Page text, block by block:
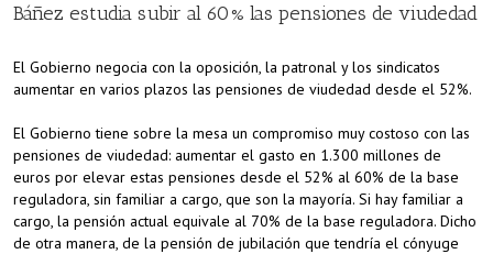
Báñez estudia subir al 60% las pensiones de viudedad
El Gobierno negocia con la oposición, la patronal y los sindicatos
aumentar en varios plazos las pensiones de viudedad desde el 52%.
El Gobierno tiene sobre la mesa un compromiso muy costoso con las
pensiones de viudedad: aumentar el gasto en 1.300 millones de
euros por elevar estas pensiones desde el 52% al 60% de la base
reguladora, sin familiar a cargo, que son la mayoría. Si hay familiar a
cargo, la pensión actual equivale al 70% de la base reguladora. Dicho
de otra manera, de la pensión de jubilación que tendría el cónyuge